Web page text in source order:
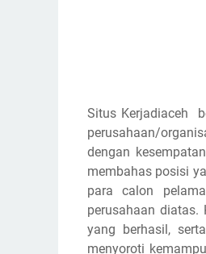
Situs Kerjadiaceh
perusahaan/
dengan
membahas posisi
para calon
perusahaan
yang berhasil,
menyoroti